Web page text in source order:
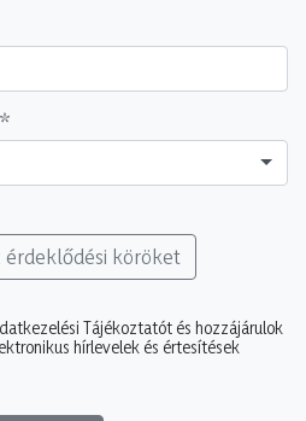
érdeklődési köröket
Tájékoztatót és hozzájárulok
hírlevelek és értesítések